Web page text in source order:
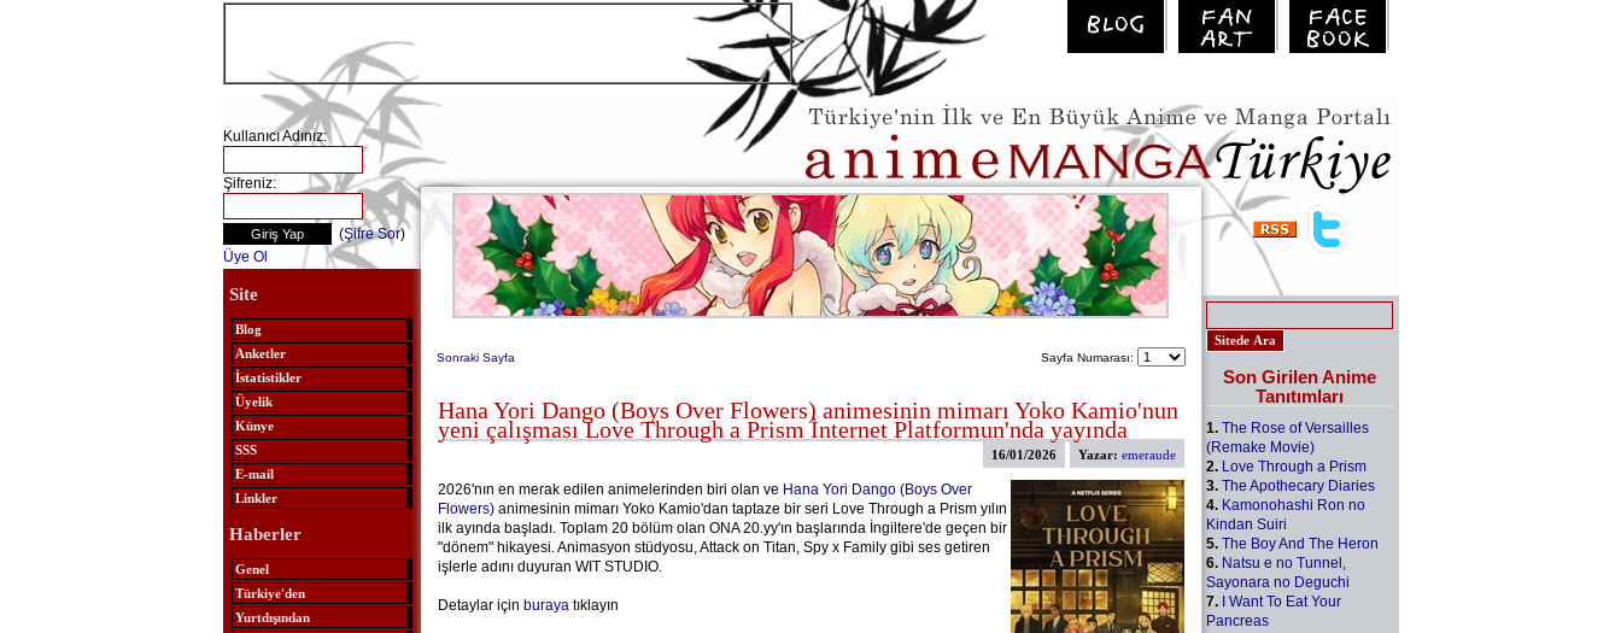
Kullanıcı Adınız:
Şifreniz:
(Şifre Sor)
Üye Ol
Site
Blog
Anketler
İstatistikler
Üyelik
Künye
SSS
E-mail
Linkler
Haberler
Genel
Türkiye'den
Yurtdışından
Sonraki Sayfa Sayfa Numarası:
Hana Yori Dango (Boys Over Flowers) animesinin mimarı Yoko Kamio'nun
yeni çalışması Love Through a Prism İnternet Platformun'nda yayında
Yazar: emeraude
16/01/2026
2026'nın en merak edilen animelerinden biri olan ve Hana Yori Dango (Boys Over
Flowers)animesinin mimarı Yoko Kamio'dan taptaze bir seri Love Through a Prism yılın
ilk ayında başladı. Toplam 20 bölüm olan ONA 20.yy'ın başlarında İngiltere'de geçen bir
"dönem" hikayesi. Animasyon stüdyosu, Attack on Titan, Spy x Family gibi ses getiren
işlerle adını duyuran WIT STUDIO.
Detaylar için burayatıklayın
Son Girilen Anime
Tanıtımları
1. The Rose of Versailles
(Remake Movie)
2. Love Through a Prism
3. The Apothecary Diaries
4. Kamonohashi Ron no
Kindan Suiri
5. The Boy And The Heron
6. Natsu e no Tunnel,
Sayonara no Deguchi
7. I Want To Eat Your
Pancreas